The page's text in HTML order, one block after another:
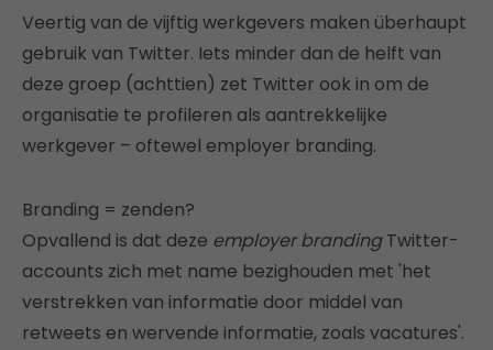
Veertig van de vijftig werkgevers maken überhaupt
gebruik van Twitter. Iets minder dan de helft van
deze groep (achttien) zet Twitter ook in om de
organisatie te profileren als aantrekkelijke
werkgever – oftewel employer branding.
Branding = zenden?
Opvallend is dat deze employer brandingTwitter-
accounts zich met name bezighouden met 'het
verstrekken van informatie door middel van
retweets en wervende informatie, zoals vacatures'.